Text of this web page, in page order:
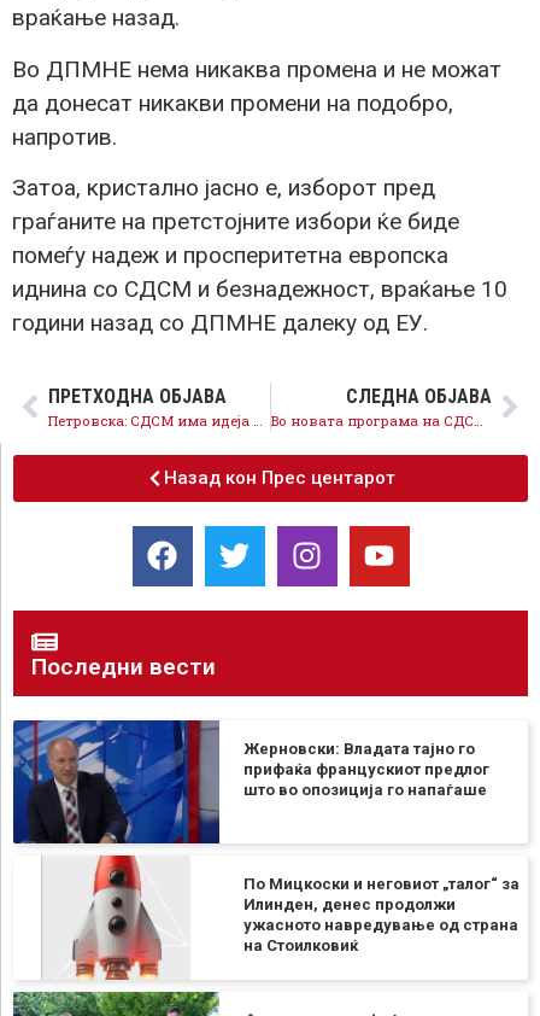
враќање назад.
Во ДПМНЕ нема никаква промена и не можат
да донесат никакви промени на подобро,
напротив.
Затоа, кристално јасно е, изборот пред
граѓаните на претстојните избори ќе биде
помеѓу надеж и просперитетна европска
иднина со СДСМ и безнадежност, враќање 10
години назад со ДПМНЕ далеку од ЕУ.
ПРЕТХОДНА ОБЈАВА СЛЕДНА ОБЈАВА
Назад кон Прес центарот
Последни вести
Жерновски: Владата тајно го
прифаќа францускиот предлог
што во опозиција го напаѓаше
По Мицкоски и неговиот „талог“ за
Илинден, денес продолжи
ужасното навредување од страна
на Стоилковиќ